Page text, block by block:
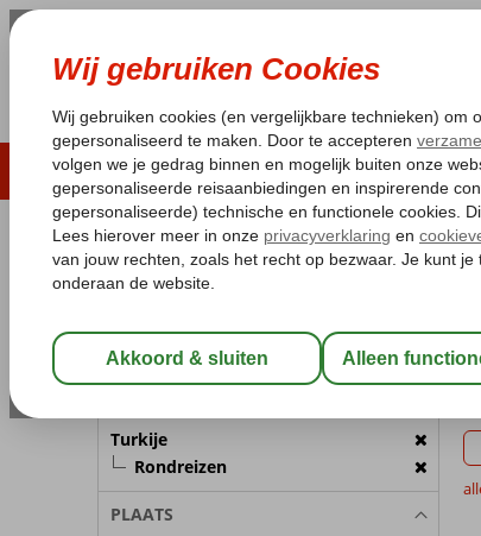
LAST MINUTE ZOMER 2026
Pakketgarantie Laagsteprijsgarantie*
REISGEZELSCHAP
Wijzig Reisgezelschap
Turkije
Rondreizen
PLAATS
3